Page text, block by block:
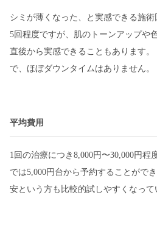
シミが薄くなった、と実感できる施
5回程度ですが、肌のトーンアップや
直後から実感できることもあります。
で、ほぼダウンタイムはありません。
平均費用
1回の治療につき8,000円〜30,000円程
では5,000円台から予約することがで
安という方も比較的試しやすくなって